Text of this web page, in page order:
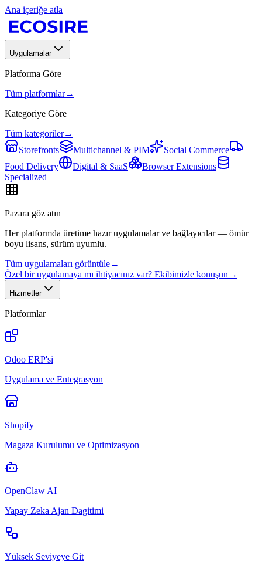
Ana içeriğe atla
Uygulamalar
Platforma Göre
Tüm platformlar→
Kategoriye Göre
Tüm kategoriler→
Storefronts
Multichannel & PIM
Social Commerce
Food Delivery
Digital & SaaS
Browser Extensions
Specialized
Pazara göz atın
Her platformda üretime hazır uygulamalar ve bağlayıcılar — ömür
boyu lisans, sürüm uyumlu.
Tüm uygulamaları görüntüle→
Özel bir uygulamaya mı ihtiyacınız var? Ekibimizle konuşun →
Hizmetler
Platformlar
Odoo ERP'si
Uygulama ve Entegrasyon
Shopify
Magaza Kurulumu ve Optimizasyon
OpenClaw AI
Yapay Zeka Ajan Dagitimi
Yüksek Seviyeye Git